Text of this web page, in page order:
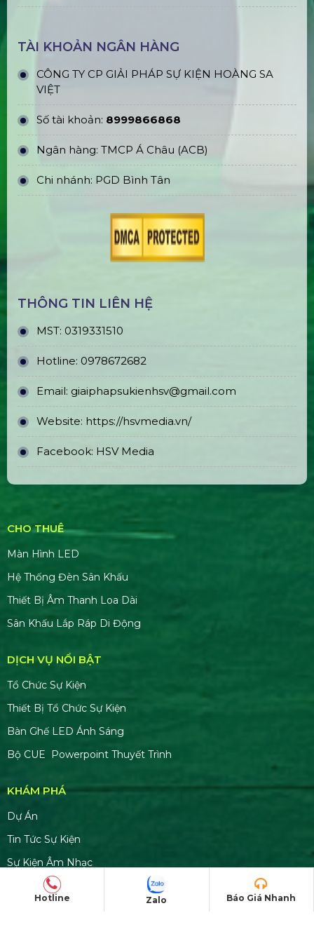
TÀI KHOẢN NGÂN HÀNG
CÔNG TY CP GIẢI PHÁP SỰ KIỆN HOÀNG SA
VIỆT
Số tài khoản: 8999866868
Ngân hàng: TMCP Á Châu (ACB)
Chi nhánh: PGD Bình Tân
THÔNG TIN LIÊN HỆ
MST: 0319331510
Hotline: 0978672682
Email: giaiphapsukienhsv@gmail.com
Website: https://hsvmedia.vn/
Facebook: HSV Media
CHO THUÊ
Màn Hình LED
Hệ Thống Đèn Sân Khấu
Thiết Bị Âm Thanh Loa Dài
Sân Khấu Lắp Ráp Di Động
DỊCH VỤ NỔI BẬT
Tổ Chức Sự Kiện
Thiết Bị Tổ Chức Sự Kiện
Bàn Ghế LED Ánh Sáng
Bộ CUE Powerpoint Thuyết Trình
KHÁM PHÁ
Dự Án
Tin Tức Sự Kiện
Sự Kiện Âm Nhạc
Thiết Kế & Trang Trí Sự Kiện
Hotline Báo Giá Nhanh
Zalo